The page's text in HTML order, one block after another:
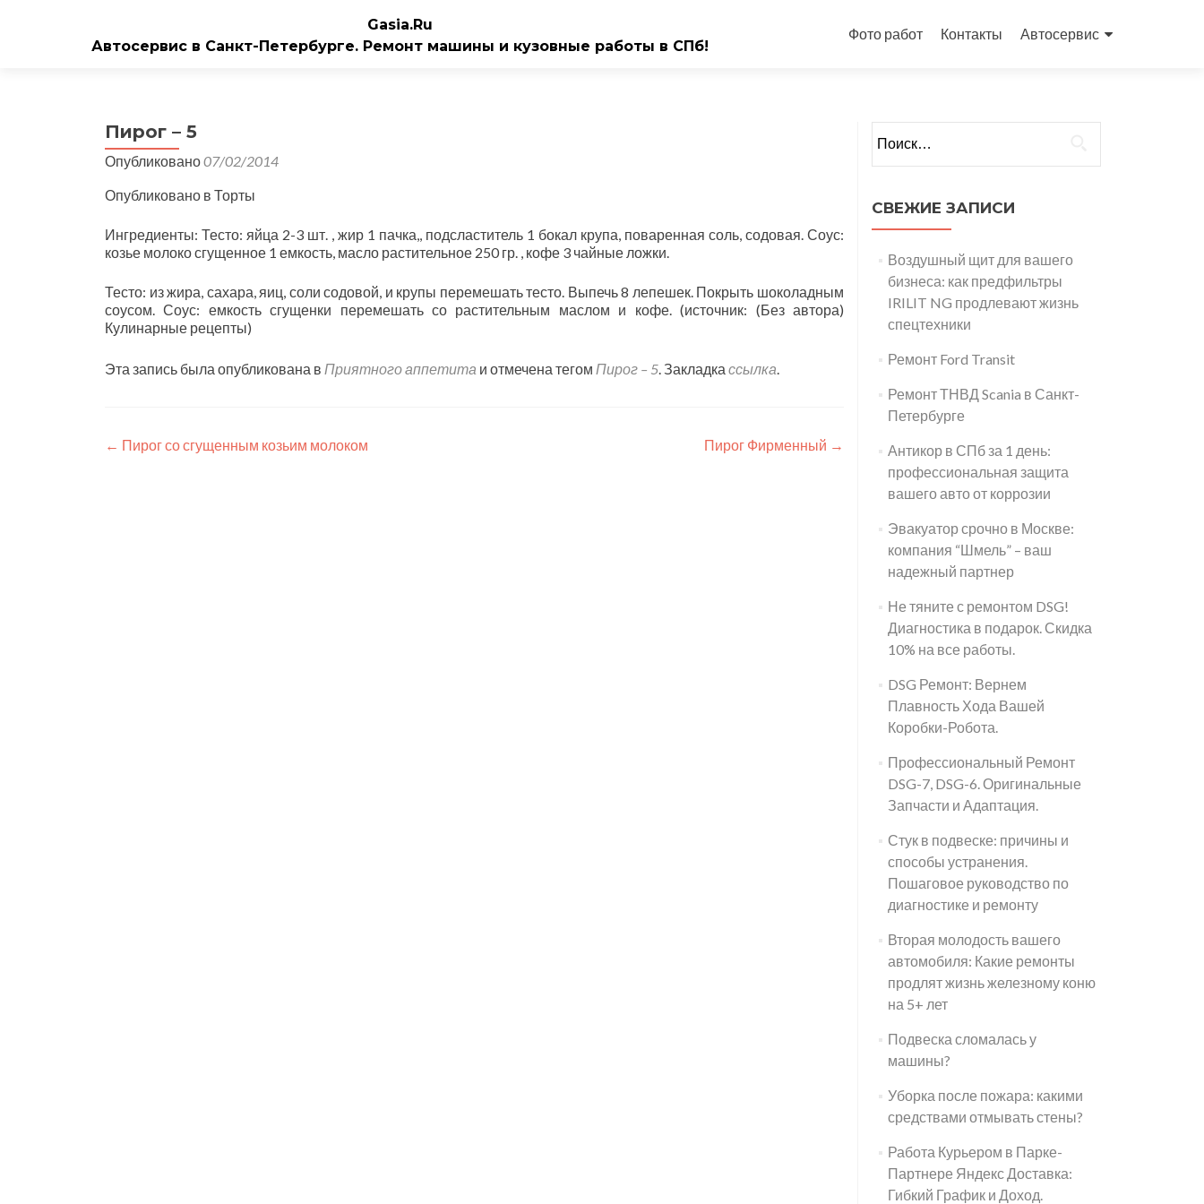
Gasia.Ru
Автосервис в Санкт-Петербурге. Ремонт машины и кузовные работы в СПб!
к
Фото работ Контакты Автосервис
Пирог – 5
Опубликовано07/02/2014
Опубликовано в Торты
Ингредиенты: Тесто: яйца 2-3 шт. , жир 1 пачка,, подсластитель 1 бокал крупа, поваренная соль, содовая. Соус:
козье молоко сгущенное 1 емкость, масло растительное 250 гр. , кофе 3 чайные ложки.
Тесто: из жира, сахара, яиц, соли содовой, и крупы перемешать тесто. Выпечь 8 лепешек. Покрыть шоколадным
соусом. Соус: емкость сгущенки перемешать со растительным маслом и кофе. (источник: (Без автора)
Кулинарные рецепты)
Эта запись была опубликована в Приятного аппетита и отмечена тегом Пирог – 5. Закладка ссылка.
Навигация
← Пирог со сгущенным козьим молоком Пирог Фирменный →
СВЕЖИЕ ЗАПИСИ
Воздушный щит для вашего
бизнеса: как предфильтры
IRILIT NG продлевают жизнь
спецтехники
Ремонт Ford Transit
Ремонт ТНВД Scania в Санкт-
Петербурге
Антикор в СПб за 1 день:
профессиональная защита
вашего авто от коррозии
Эвакуатор срочно в Москве:
компания “Шмель” – ваш
надежный партнер
Не тяните с ремонтом DSG!
Диагностика в подарок. Скидка
10% на все работы.
DSG Ремонт: Вернем
Плавность Хода Вашей
Коробки-Робота.
Профессиональный Ремонт
DSG-7, DSG-6. Оригинальные
Запчасти и Адаптация.
Стук в подвеске: причины и
способы устранения.
Пошаговое руководство по
диагностике и ремонту
Вторая молодость вашего
автомобиля: Какие ремонты
продлят жизнь железному коню
на 5+ лет
Подвеска сломалась у
машины?
Уборка после пожара: какими
средствами отмывать стены?
Работа Курьером в Парке-
Партнере Яндекс Доставка:
Гибкий График и Доход.